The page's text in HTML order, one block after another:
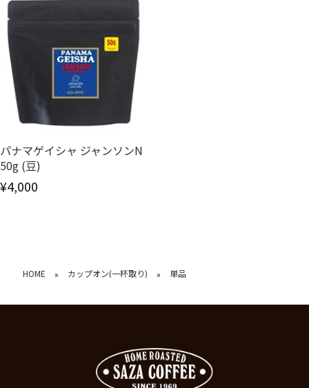
パナマゲイシャ ジャンソンN
50g (豆)
¥4,000
HOME » カップオン(一杯取り) » 単品